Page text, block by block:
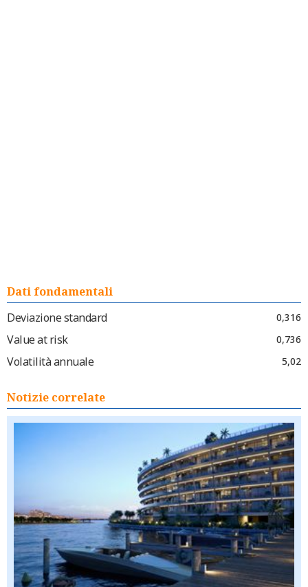
Dati fondamentali
Deviazione standard
0,316
Value at risk 0,736
Volatilità annuale 5,02
Notizie correlate